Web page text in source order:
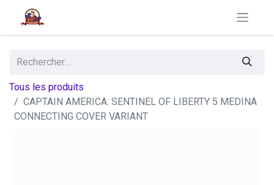
Tous les produits
CAPTAIN AMERICA: SENTINEL OF LIBERTY 5 MEDINA
CONNECTING COVER VARIANT